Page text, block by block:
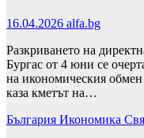
16.04.2026 alfa.bg
Разкриването на
Бургас от 4 юни се
на икономическия
каза кметът на…
България Икономика